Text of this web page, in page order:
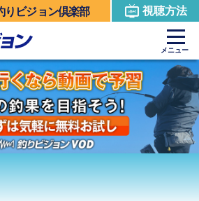
りビジョン倶楽部 視聴方法
メニュー